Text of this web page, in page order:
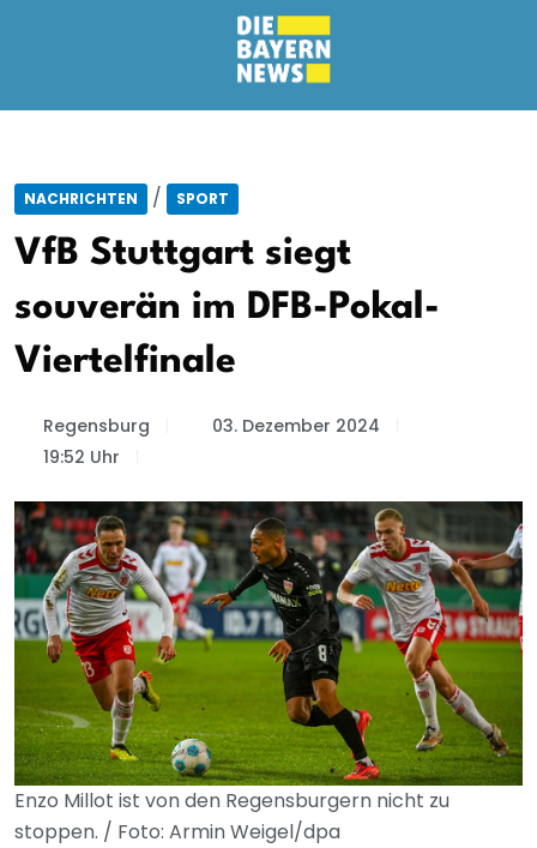
NACHRICHTEN / SPORT
VfB Stuttgart siegt
souverän im DFB-Pokal-
Viertelfinale
Regensburg
03. Dezember 2024
19:52 Uhr
Enzo Millot ist von den Regensburgern nicht zu
stoppen. / Foto: Armin Weigel/dpa